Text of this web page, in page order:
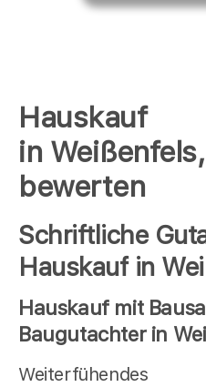
Hauskauf
in
bewerten
Schriftliche
Hauskauf in
Hauskauf mit
Baugutachter in
Weiterfühendes